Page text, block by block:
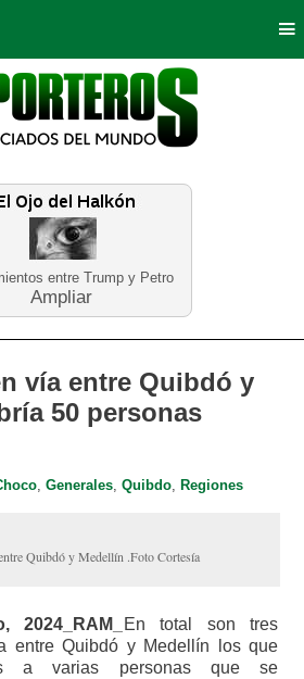
entre Trump y Petro
Ampliar
Opinión Bogotá
Tierra Deportes
Educación Neira
vía entre Quibdó y
50 personas
, Generales, Quibdo, Regiones
Quibdó y Medellín .Foto Cortesía
2024_RAM_
En total son tres
entre Quibdó y Medellín los que
a varias personas que se